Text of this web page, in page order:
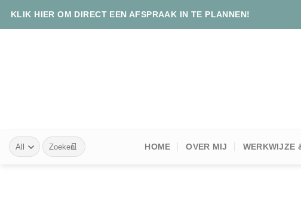
KLIK HIER OM DIRECT EEN AFSPRAAK IN TE PLANNEN!
Zoeken
naar:
HOME OVER MIJ WERKWIJZE